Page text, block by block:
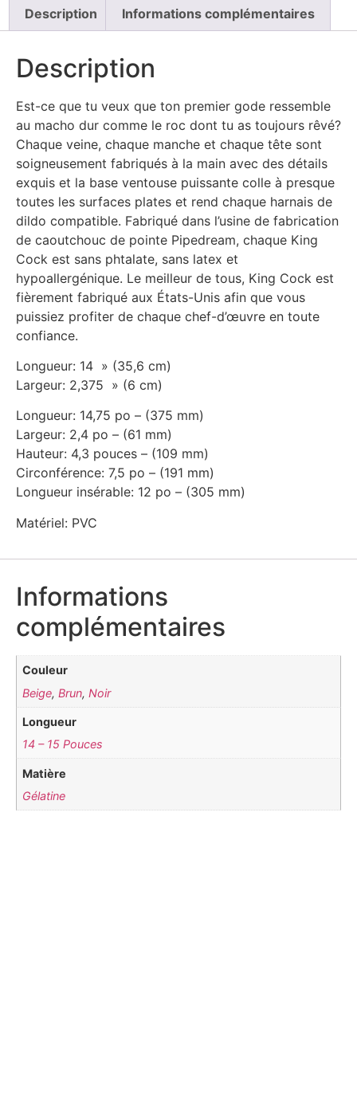
Description Informations complémentaires
Description
Est-ce que tu veux que ton premier gode ressemble
au macho dur comme le roc dont tu as toujours rêvé?
Chaque veine, chaque manche et chaque tête sont
soigneusement fabriqués à la main avec des détails
exquis et la base ventouse puissante colle à presque
toutes les surfaces plates et rend chaque harnais de
dildo compatible. Fabriqué dans l’usine de fabrication
de caoutchouc de pointe Pipedream, chaque King
Cock est sans phtalate, sans latex et
hypoallergénique. Le meilleur de tous, King Cock est
fièrement fabriqué aux États-Unis afin que vous
puissiez profiter de chaque chef-d’œuvre en toute
confiance.
Longueur: 14 » (35,6 cm)
Largeur: 2,375 » (6 cm)
Longueur: 14,75 po – (375 mm)
Largeur: 2,4 po – (61 mm)
Hauteur: 4,3 pouces – (109 mm)
Circonférence: 7,5 po – (191 mm)
Longueur insérable: 12 po – (305 mm)
Matériel: PVC
Informations
complémentaires
Couleur
Beige,Brun,Noir
Longueur
14 – 15 Pouces
Matière
Gélatine